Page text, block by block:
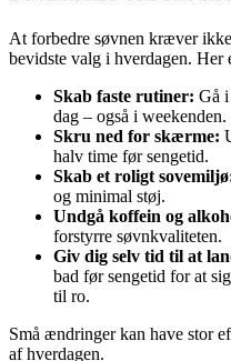
At forbedre søvnen kræver
bevidste valg i hverdagen. Her
Skab faste rutiner: Gå i
dag – også i weekenden.
Skru ned for skærme:
halv time før sengetid.
Skab et roligt
og minimal støj.
Undgå koffein og
forstyrre søvnkvaliteten.
Giv dig selv tid til at
bad før sengetid for at
til ro.
Små ændringer kan have stor
af hverdagen.